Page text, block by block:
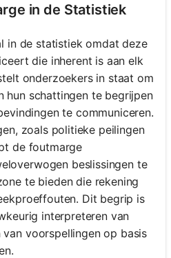
in de Statistiek
in de statistiek omdat deze
die inherent is aan elk
onderzoekers in staat om
hun schattingen te begrijpen
te communiceren.
zoals politieke peilingen
de foutmarge
beslissingen te
te bieden die rekening
Dit begrip is
interpreteren van
voorspellingen op basis